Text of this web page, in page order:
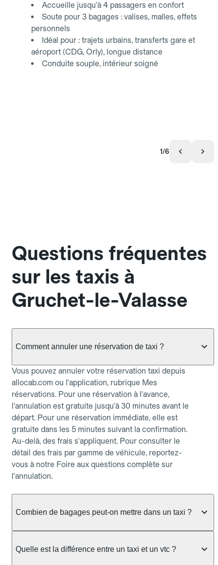
Accueille jusqu'à 4 passagers en confort
Soute pour 3 bagages : valises, malles, effets
personnels
Idéal pour : trajets urbains, transferts gare et
aéroport (CDG, Orly), longue distance
Conduite souple, intérieur soigné
1/6
Questions fréquentes
sur les taxis à
Gruchet-le-Valasse
Comment annuler une réservation de taxi ?
Vous pouvez annuler votre réservation taxi depuis
allocab.com ou l'application, rubrique Mes
réservations. Pour une réservation à l'avance,
l'annulation est gratuite jusqu'à 30 minutes avant le
départ. Pour une réservation immédiate, elle est
gratuite dans les 5 minutes suivant la confirmation.
Au-delà, des frais s'appliquent. Pour consulter le
détail des frais par gamme de véhicule, reportez-
vous à notre Foire aux questions complète sur
l'annulation.
Combien de bagages peut-on mettre dans un taxi ?
taxi berline accueille en général jusqu'à 3 bagages
Quelle est la différence entre un taxi et un vtc ?